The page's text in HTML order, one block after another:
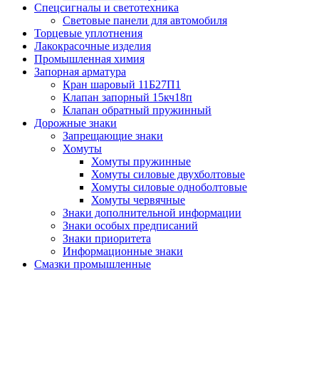
Спецсигналы и светотехника
Световые панели для автомобиля
Торцевые уплотнения
Лакокрасочные изделия
Промышленная химия
Запорная арматура
Кран шаровый 11Б27П1
Клапан запорный 15кч18п
Клапан обратный пружинный
Дорожные знаки
Запрещающие знаки
Хомуты
Хомуты пружинные
Хомуты силовые двухболтовые
Хомуты силовые одноболтовые
Хомуты червячные
Знаки дополнительной информации
Знаки особых предписаний
Знаки приоритета
Информационные знаки
Смазки промышленные